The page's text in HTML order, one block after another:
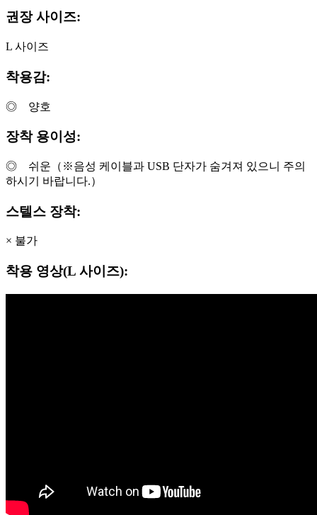
권장 사이즈:
L 사이즈
착용감:
◎ 양호
장착 용이성:
◎ 쉬운（※음성 케이블과 USB 단자가 숨겨져 있으니 주의
하시기 바랍니다.）
스텔스 장착:
× 불가
착용 영상(L 사이즈):